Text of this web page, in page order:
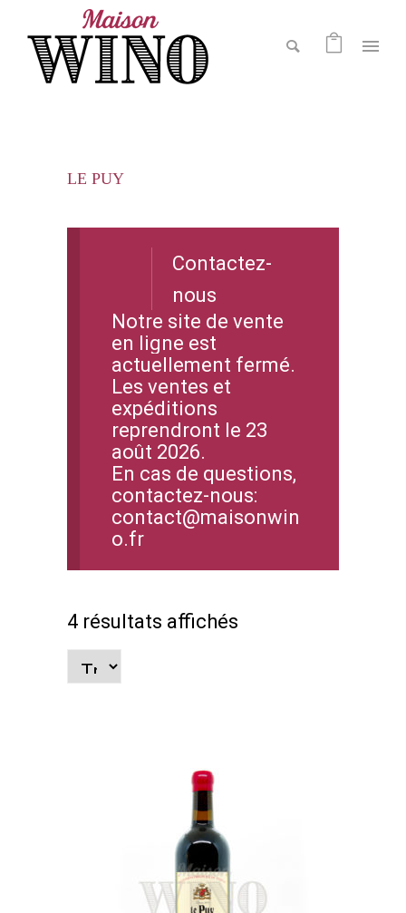
LE PUY
Contactez-
nous
Notre site de vente
en ligne est
actuellement fermé.
Les ventes et
expéditions
reprendront le 23
août 2026.
En cas de questions,
contactez-nous:
contact@maisonwin
o.fr
4 résultats affichés